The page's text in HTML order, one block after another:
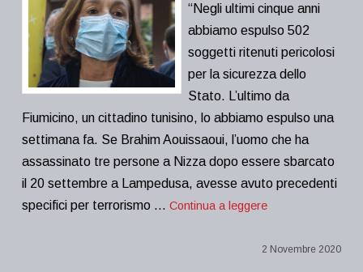
“Negli ultimi cinque anni
abbiamo espulso 502
soggetti ritenuti pericolosi
per la sicurezza dello
Stato. L’ultimo da
Fiumicino, un cittadino tunisino, lo abbiamo espulso una
settimana fa. Se Brahim Aouissaoui, l’uomo che ha
assassinato tre persone a Nizza dopo essere sbarcato
il 20 settembre a Lampedusa, avesse avuto precedenti
specifici per terrorismo … Continua a leggere
2 Novembre 2020